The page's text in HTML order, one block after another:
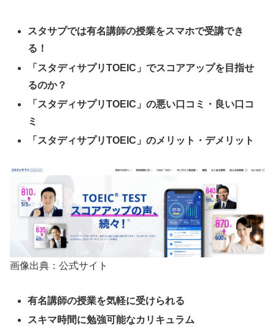
スタサプでは有名講師の授業をスマホで受講でき
る！
「スタディサプリTOEIC」でスコアアップを目指せ
るのか？
「スタディサプリTOEIC」の悪い口コミ・良い口コ
ミ
「スタディサプリTOEIC」のメリット・デメリット
画像出典：公式サイト
有名講師の授業を気軽に受けられる
スキマ時間に勉強可能なカリキュラム